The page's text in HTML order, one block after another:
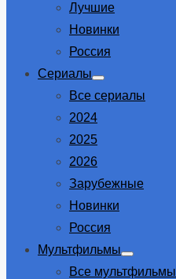
Лучшие
Новинки
Россия
Сериалы
Show
sub
Все сериалы
2024
2025
2026
Зарубежные
Новинки
Россия
Мультфильмы
Show
sub
Все мультфильмы